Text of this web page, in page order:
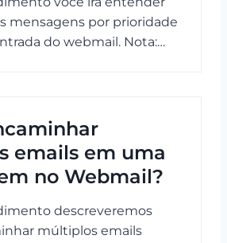
mensagens por prioridade
do webmail. Nota:…
emails em uma
no Webmail?
descreveremos
múltiplos emails